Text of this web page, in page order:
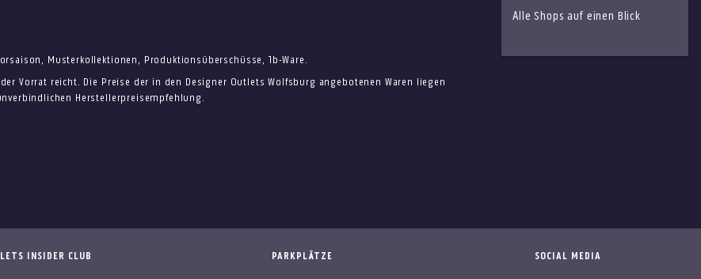
Alle Shops auf einen Blick
Musterkollektionen, Produktionsüberschüsse, 1b-Ware.
Vorrat reicht. Die Preise der in den Designer Outlets Wolfsburg angebotenen Waren liegen
Herstellerpreisempfehlung.
INSIDER CLUB PARKPLÄTZE SOCIAL MEDIA